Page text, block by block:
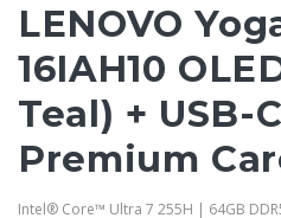
LENOVO
16IAH10
Teal) + USB-
Premium
Intel® Core™ Ultra 7 255H | 64GB